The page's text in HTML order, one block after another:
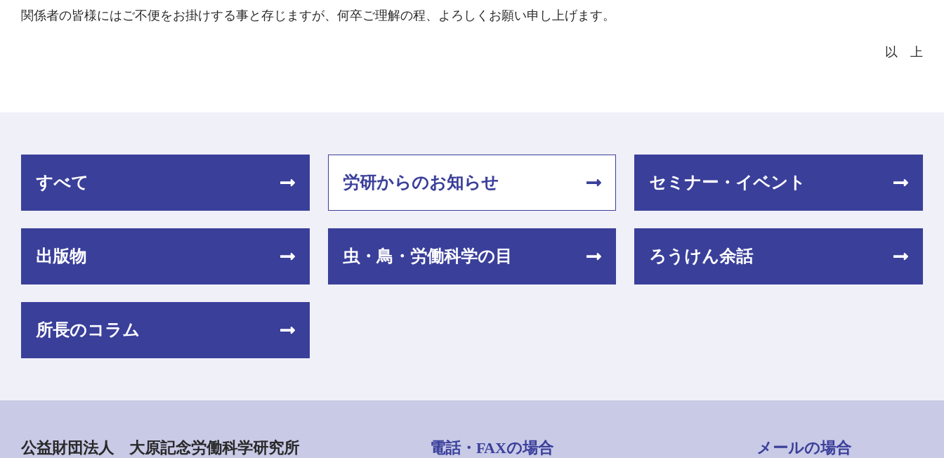
関係者の皆様にはご不便をお掛けする事と存じますが、何卒ご理解の程、よろしくお願い申し上げます。
以 上
すべて 労研からのお知らせ セミナー・イベント
出版物 虫・鳥・労働科学の目 ろうけん余話
所長のコラム
公益財団法人 大原記念労働科学研究所
電話・FAXの場合
メールの場合